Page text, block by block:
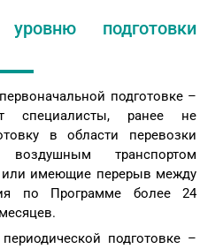
подготовки
подготовке –
специалисты, ранее не
в области перевозки
транспортом
или имеющие перерыв между
по Программе более 24
подготовке –